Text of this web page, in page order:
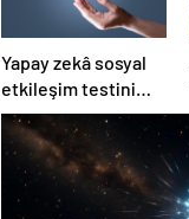
Yapay zekâ sosyal
etkileşim testini
geçemedi